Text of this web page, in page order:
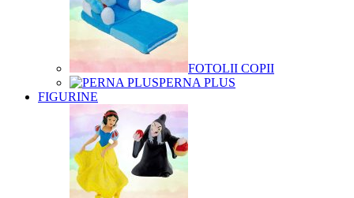
FOTOLII COPII
PERNA PLUS
FIGURINE